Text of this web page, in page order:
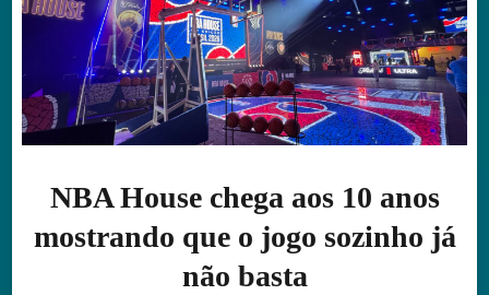
NBA House chega aos 10 anos
mostrando que o jogo sozinho já
não basta